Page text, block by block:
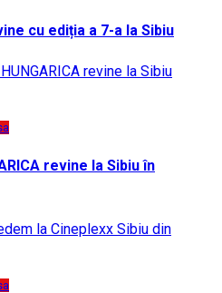
cu ediția a 7-a la Sibiu
revine la Sibiu în